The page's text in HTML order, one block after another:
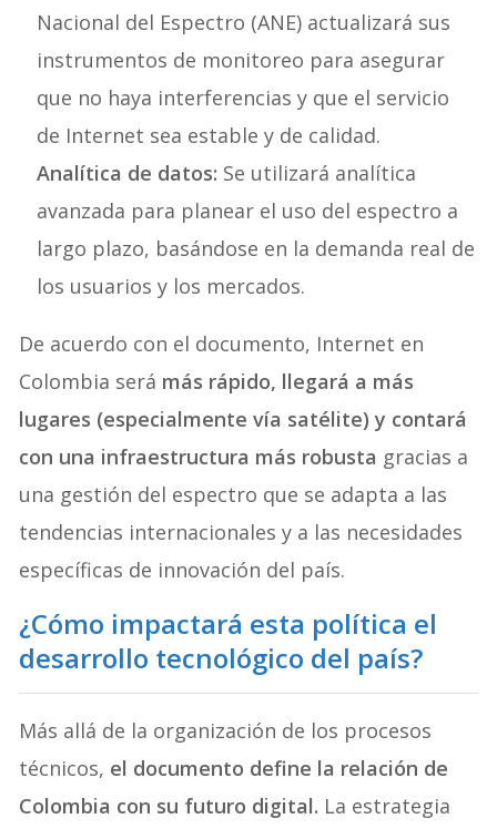
Nacional del Espectro (ANE) actualizará sus
instrumentos de monitoreo para asegurar
que no haya interferencias y que el servicio
de Internet sea estable y de calidad.
Analítica de datos: Se utilizará analítica
avanzada para planear el uso del espectro a
largo plazo, basándose en la demanda real de
los usuarios y los mercados.
De acuerdo con el documento, Internet en
Colombia será más rápido, llegará a más
lugares (especialmente vía satélite) y contará
con una infraestructura más robusta gracias a
una gestión del espectro que se adapta a las
tendencias internacionales y a las necesidades
específicas de innovación del país.
¿Cómo impactará esta política el
desarrollo tecnológico del país?
Más allá de la organización de los procesos
técnicos, el documento define la relación de
Colombia con su futuro digital. La estrategia